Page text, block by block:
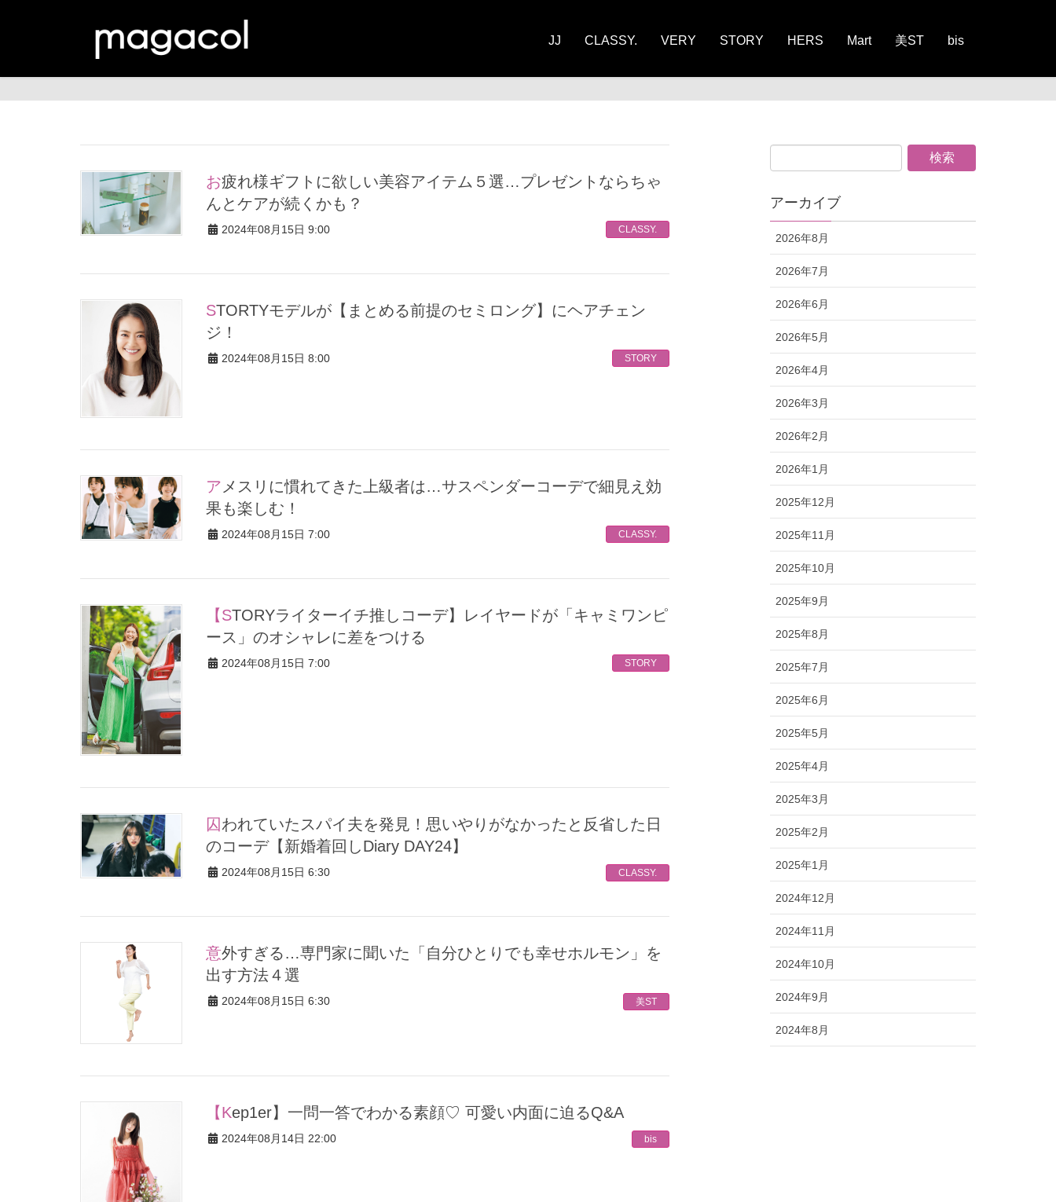
JJ CLASSY. VERY STORY HERS Mart 美ST bis
お疲れ様ギフトに欲しい美容アイテム５選…プレゼントならちゃ
んとケアが続くかも？
2024年08月15日 9:00 CLASSY.
STORTYモデルが【まとめる前提のセミロング】にヘアチェン
ジ！
2024年08月15日 8:00 STORY
アメスリに慣れてきた上級者は…サスペンダーコーデで細見え効
果も楽しむ！
2024年08月15日 7:00 CLASSY.
【STORYライターイチ推しコーデ】レイヤードが「キャミワンピ
ース」のオシャレに差をつける
2024年08月15日 7:00 STORY
囚われていたスパイ夫を発見！思いやりがなかったと反省した日
のコーデ【新婚着回しDiary DAY24】
2024年08月15日 6:30 CLASSY.
意外すぎる…専門家に聞いた「自分ひとりでも幸せホルモン」を
出す方法４選
2024年08月15日 6:30 美ST
【Kep1er】一問一答でわかる素顔♡ 可愛い内面に迫るQ&A
2024年08月14日 22:00 bis
アーカイブ
2026年8月
2026年7月
2026年6月
2026年5月
2026年4月
2026年3月
2026年2月
2026年1月
2025年12月
2025年11月
2025年10月
2025年9月
2025年8月
2025年7月
2025年6月
2025年5月
2025年4月
2025年3月
2025年2月
2025年1月
2024年12月
2024年11月
2024年10月
2024年9月
2024年8月